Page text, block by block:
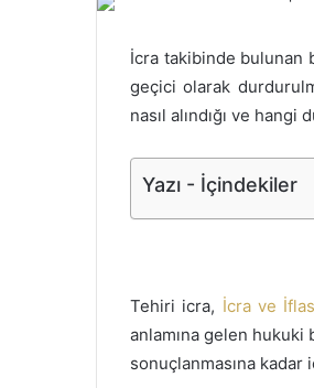
İcra takibinde bulunan
geçici olarak
nasıl alındığı ve
Yazı - İçindekiler
Tehiri icra, İcra ve
anlamına gelen hukuki
sonuçlanmasına